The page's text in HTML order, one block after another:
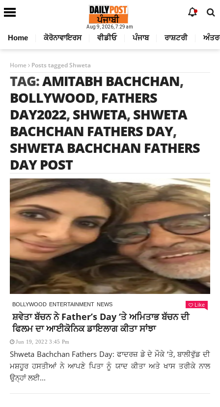
Aug 9, 2026, 7:29 am
Home ਕੋਰੋਨਾਵਾਇਰਸ ਵੀਡੀਓ ਪੰਜਾਬ ਰਾਸ਼ਟਰੀ
Home Posts tagged Shweta
TAG:AMITABH BACHCHAN,
BOLLYWOOD, FATHERS
DAY2022,SHWETA,SHWETA
BACHCHAN FATHERS DAY,
SHWETA BACHCHAN FATHERS
DAY POST
BOLLYWOOD ENTERTAINMENT NEWS Like
ਸ਼ਵੇਤਾ ਬੱਚਨ ਨੇ Father’s Day ‘ਤੇ ਅਮਿਤਾਭ ਬੱਚਨ ਦੀ
ਫਿਲਮ ਦਾ ਆਈਕੋਨਿਕ ਡਾਇਲਾਗ ਕੀਤਾ ਸਾਂਝਾ
Jun 19, 2022 3:45 Pm
Shweta Bachchan Fathers Day: ਫਾਦਰਜ਼ ਡੇ ਦੇ ਮੌਕੇ ‘ਤੇ, ਬਾਲੀਵੁੱਡ ਦੀ
ਮਸ਼ਹੂਰ ਹਸਤੀਆਂ ਨੇ ਆਪਣੇ ਪਿਤਾ ਨੂੰ ਯਾਦ ਕੀਤਾ ਅਤੇ ਖਾਸ ਤਰੀਕੇ ਨਾਲ
ਉਨ੍ਹਾਂ ਲਈ...